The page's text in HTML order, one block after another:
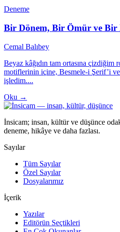
Deneme
Bir Dönem, Bir Ömür ve Bir
Cemal Balıbey
Beyaz kâğıdın tam ortasına çizdiğim
motiflerinin içine, Besmele-i Şerif’i
işledim....
Oku →
İnsicam; insan, kültür ve düşünce
deneme, hikâye ve daha fazlası.
Sayılar
Tüm Sayılar
Özel Sayılar
Dosyalarımız
İçerik
Yazılar
Editörün Seçtikleri